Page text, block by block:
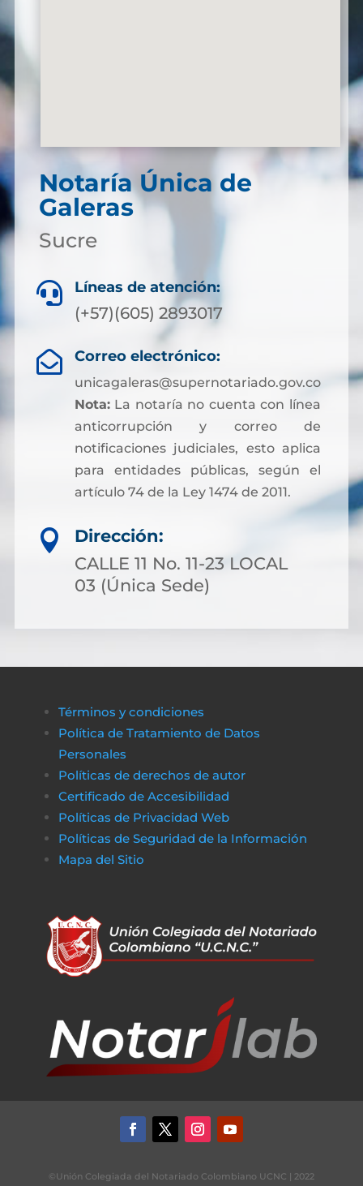
Notaría Única de
Galeras
Sucre
 Líneas de atención:
(+57)(605) 2893017
 Correo electrónico:
unicagaleras@supernotariado.gov.co
Nota:La notaría no cuenta con línea
anticorrupción y correo de
notificaciones judiciales, esto aplica
para entidades públicas, según el
artículo 74 de la Ley 1474 de 2011.

Dirección:
CALLE 11 No. 11-23 LOCAL
03 (Única Sede)
Términos y condiciones
Política de Tratamiento de Datos
Personales
Políticas de derechos de autor
Certificado de Accesibilidad
Políticas de Privacidad Web
Políticas de Seguridad de la Información
Mapa del Sitio
©Unión Colegiada del Notariado Colombiano UCNC | 2022